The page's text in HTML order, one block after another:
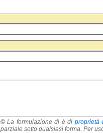
© La formulazione di è di proprietà
parziale sotto qualsiasi forma. Per